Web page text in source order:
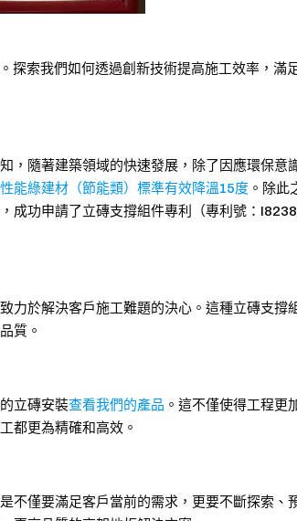
索我們如何透過創新技術提高施工效率，滿
，隨著建築領域的快速發展，除了因應環保意
能綠建材（節能類）標準有效降溫15度。除此
成功申請了立磚支撐組件專利（專利號：
力於解決客戶施工難題的決心。這種立磚支撐
質。
立磚安裝查看我們的產品 。這不僅使得工程更
都更為精確和高效。
不僅要滿足客戶當前的需求，更要不斷探索、